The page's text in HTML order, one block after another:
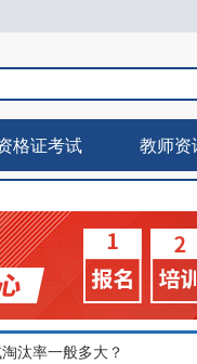
格证考试 教师资
汰率一般多大？